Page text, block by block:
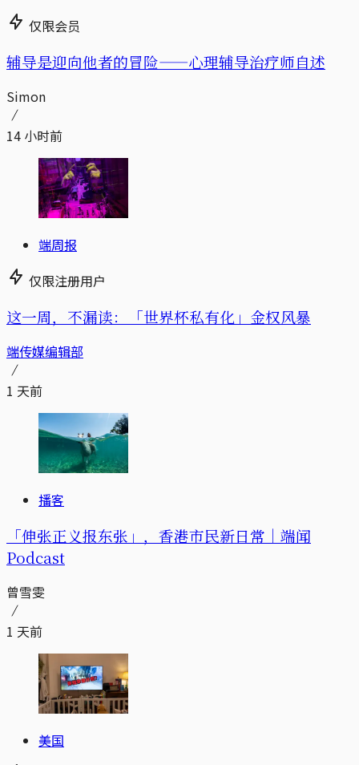
仅限会员
辅导是迎向他者的冒险——心理辅导治疗师自述
Simon
14 小时前
端周报
仅限注册用户
这一周，不漏读：「世界杯私有化」金权风暴
端传媒编辑部
1 天前
播客
「伸张正义报东张」，香港市民新日常｜端闻
Podcast
曾雪雯
1 天前
美国